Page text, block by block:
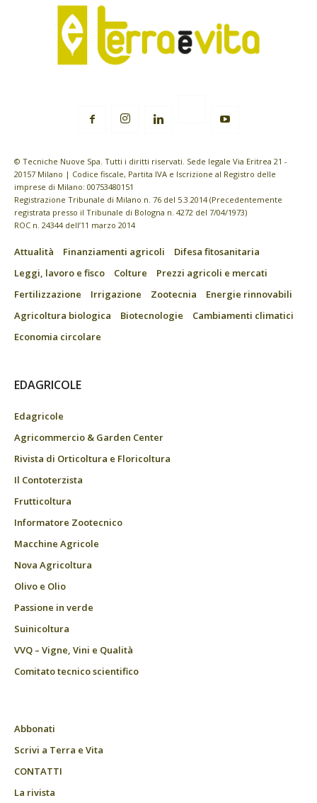
© Tecniche Nuove Spa. Tutti i diritti riservati. Sede legale Via Eritrea 21 -
20157 Milano | Codice fiscale, Partita IVA e Iscrizione al Registro delle
imprese di Milano: 00753480151
Registrazione Tribunale di Milano n. 76 del 5.3.2014 (Precedentemente
registrata presso il Tribunale di Bologna n. 4272 del 7/04/1973)
ROC n. 24344 dell’11 marzo 2014
Attualità Finanziamenti agricoli
Difesa fitosanitaria
Leggi, lavoro e fisco
Colture
Prezzi agricoli e mercati
Fertilizzazione
Irrigazione Zootecnia
Energie rinnovabili
Agricoltura biologica
Biotecnologie
Cambiamenti climatici
Economia circolare
EDAGRICOLE
Edagricole
Agricommercio & Garden Center
Rivista di Orticoltura e Floricoltura
Il Contoterzista
Frutticoltura
Informatore Zootecnico
Macchine Agricole
Nova Agricoltura
Olivo e Olio
Passione in verde
Suinicoltura
VVQ – Vigne, Vini e Qualità
Comitato tecnico scientifico
Abbonati
Scrivi a Terra e Vita
CONTATTI
La rivista